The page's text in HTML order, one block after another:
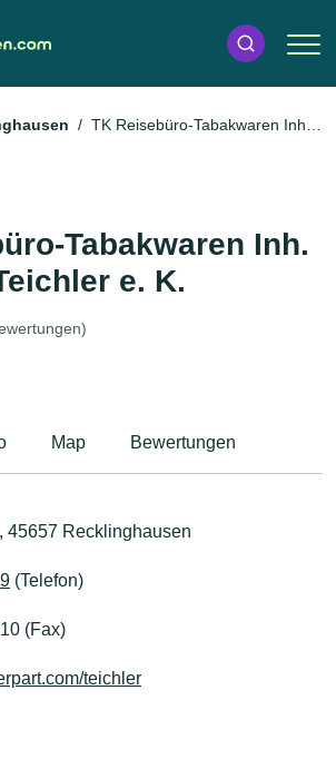
TK Reisebüro-Tabakwaren Inh.
Tabakwaren Inh.
e. K.
Map Bewertungen
45657 Recklinghausen
(Telefon)
(Fax)
teichler